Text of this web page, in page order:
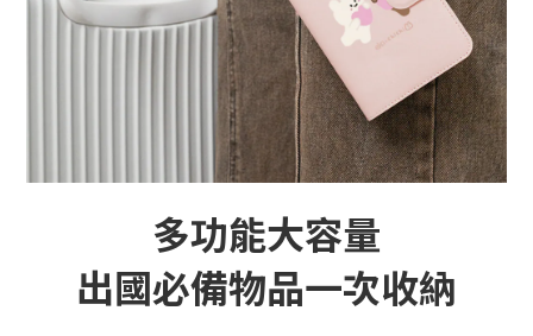
多功能大容量
出國必備物品一次收納